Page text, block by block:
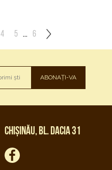
4 5 ... 6
ABONAȚI-VA
Chișinău, bl. Dacia 31